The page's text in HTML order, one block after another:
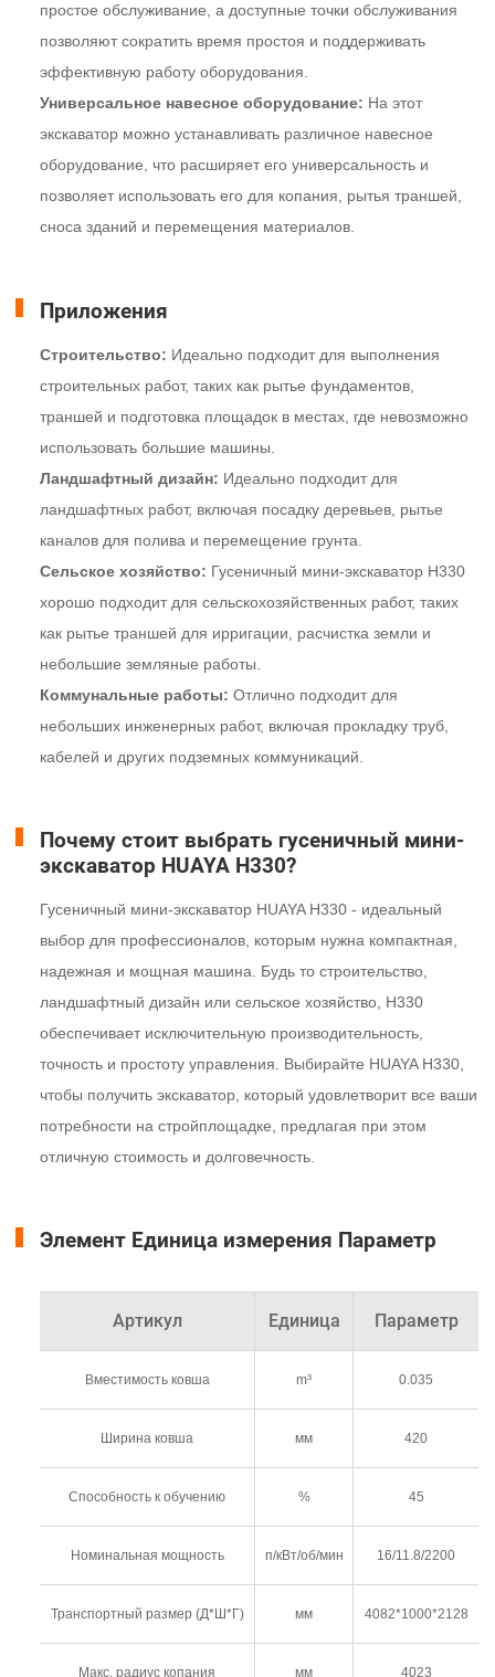
простое обслуживание, а доступные точки обслуживания
позволяют сократить время простоя и поддерживать
эффективную работу оборудования.
Универсальное навесное оборудование: На этот
экскаватор можно устанавливать различное навесное
оборудование, что расширяет его универсальность и
позволяет использовать его для копания, рытья траншей,
сноса зданий и перемещения материалов.
Приложения
Строительство: Идеально подходит для выполнения
строительных работ, таких как рытье фундаментов,
траншей и подготовка площадок в местах, где невозможно
использовать большие машины.
Ландшафтный дизайн: Идеально подходит для
ландшафтных работ, включая посадку деревьев, рытье
каналов для полива и перемещение грунта.
Сельское хозяйство: Гусеничный мини-экскаватор H330
хорошо подходит для сельскохозяйственных работ, таких
как рытье траншей для ирригации, расчистка земли и
небольшие земляные работы.
Коммунальные работы: Отлично подходит для
небольших инженерных работ, включая прокладку труб,
кабелей и других подземных коммуникаций.
Почему стоит выбрать гусеничный мини-
экскаватор HUAYA H330?
Гусеничный мини-экскаватор HUAYA H330 - идеальный
выбор для профессионалов, которым нужна компактная,
надежная и мощная машина. Будь то строительство,
ландшафтный дизайн или сельское хозяйство, H330
обеспечивает исключительную производительность,
точность и простоту управления. Выбирайте HUAYA H330,
чтобы получить экскаватор, который удовлетворит все ваши
потребности на стройплощадке, предлагая при этом
отличную стоимость и долговечность.
Элемент Единица измерения Параметр
Артикул Единица Параметр
Вместимость ковша m³ 0.035
Ширина ковша мм 420
Способность к обучению % 45
Номинальная мощность п/кВт/об/мин 16/11.8/2200
Транспортный размер (Д*Ш*Г) мм 4082*1000*2128
Макс. радиус копания мм 4023